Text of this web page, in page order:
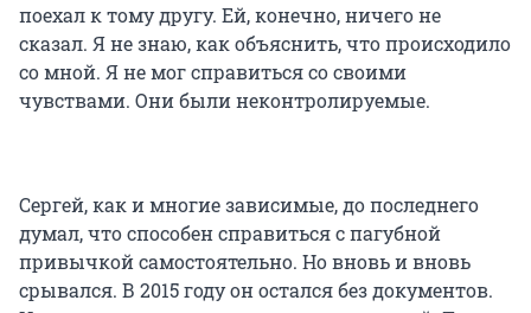
поехал к тому другу. Ей, конечно, ничего не
сказал. Я не знаю, как объяснить, что происходило
со мной. Я не мог справиться со своими
чувствами. Они были неконтролируемые.
Сергей, как и многие зависимые, до последнего
думал, что способен справиться с пагубной
привычкой самостоятельно. Но вновь и вновь
срывался. В 2015 году он остался без документов.